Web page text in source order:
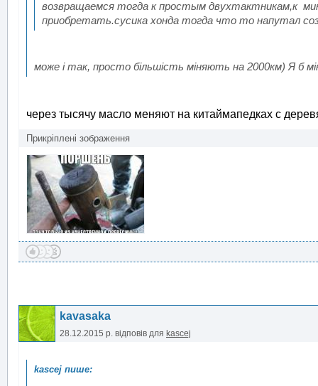
возвращаемся тогда к простым двухтактникам,к
приобретать.сусика хонда тогда что то напутал
може і так, просто більшість міняють на 2000км) Я б
через тысячу масло меняют на китаймапедках с
Прикріплені зображення
kavasaka
28.12.2015 р. відповів для kascej